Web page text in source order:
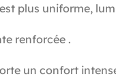
plus uniforme,
renforcée .
un confort